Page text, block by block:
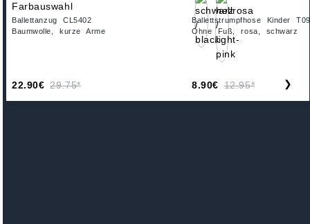
Ballettanzug CL5402
Baumwolle, kurze Arme
22.90€ 29.75*
Ballettstrumpfhose Kinder
Ohne Fuß, rosa, schwarz
8.90€ 12.95* ❯